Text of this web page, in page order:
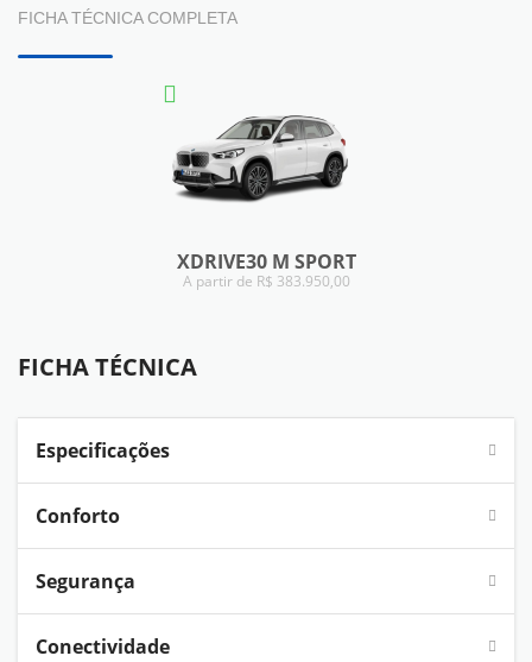
FICHA TÉCNICA COMPLETA
XDRIVE30 M SPORT
A partir de R$ 383.950,00
FICHA TÉCNICA
Especificações
Conforto
Segurança
Conectividade